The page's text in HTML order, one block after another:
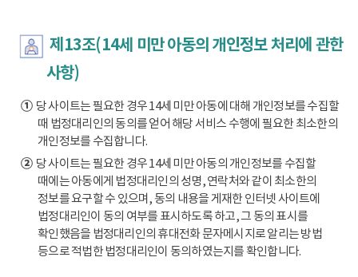
제13조(14세 미만 아동의 개인정보 처리에 관한
사항)
①당 사이트는 필요한 경우 14세 미만 아동에 대해 개인정보를 수집할
때 법정대리인의 동의를 얻어 해당 서비스 수행에 필요한 최소한의
개인정보를 수집합니다.
②당 사이트는 필요한 경우 14세 미만 아동의 개인정보를 수집할
때에는 아동에게 법정대리인의 성명, 연락처와 같이 최소한의
정보를 요구할 수 있으며, 동의 내용을 게재한 인터넷 사이트에
법정대리인이 동의 여부를 표시하도록 하고, 그 동의 표시를
확인했음을 법정대리인의 휴대전화 문자메시지로 알리는 방법
등으로 적법한 법정대리인이 동의하였는지를 확인합니다.